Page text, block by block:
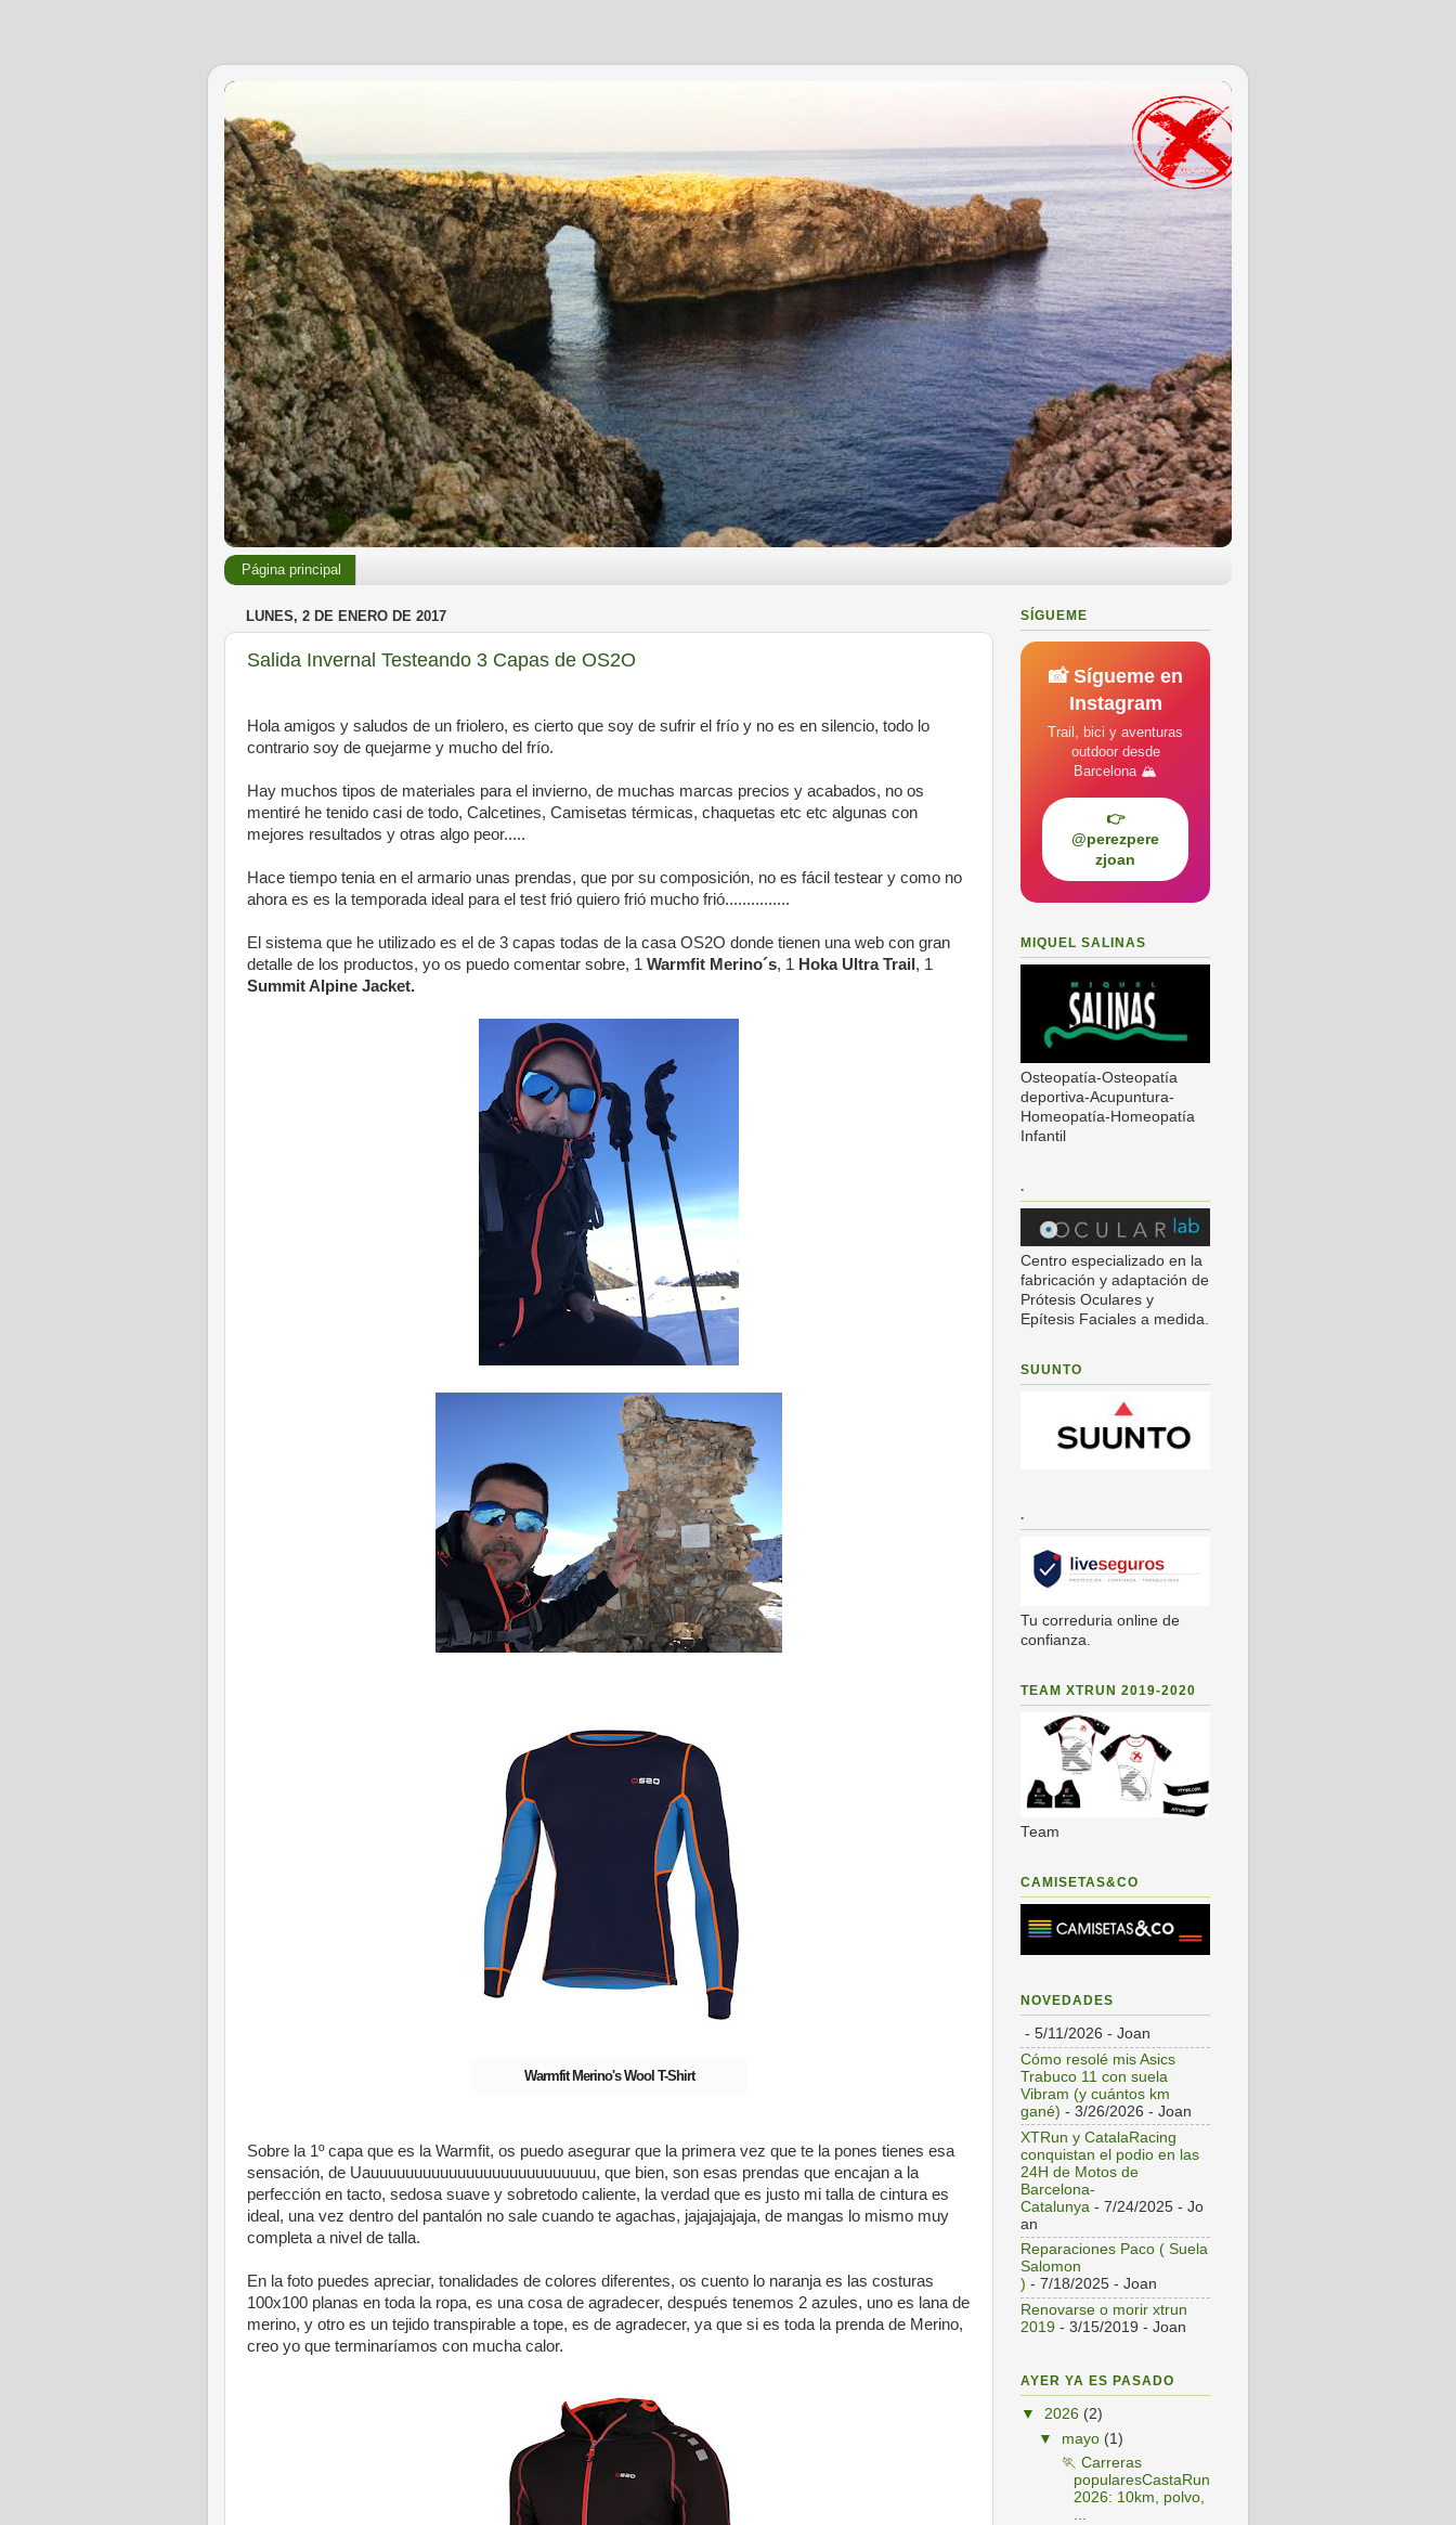
Página principal
LUNES, 2 DE ENERO DE 2017
Salida Invernal Testeando 3 Capas de OS2O
Hola amigos y saludos de un friolero, es cierto que soy de sufrir el frío y no es en silencio, todo lo
contrario soy de quejarme y mucho del frío.
Hay muchos tipos de materiales para el invierno, de muchas marcas precios y acabados, no os
mentiré he tenido casi de todo, Calcetines, Camisetas térmicas, chaquetas etc etc algunas con
mejores resultados y otras algo peor.....
Hace tiempo tenia en el armario unas prendas, que por su composición, no es fácil testear y como no
ahora es es la temporada ideal para el test frió quiero frió mucho frió...............
El sistema que he utilizado es el de 3 capas todas de la casa OS2O donde tienen una web con gran
detalle de los productos, yo os puedo comentar sobre, 1 Warmfit Merino´s, 1 Hoka Ultra Trail , 1
Summit Alpine Jacket.
Warmfit Merino's Wool T-Shirt
Sobre la 1º capa que es la Warmfit, os puedo asegurar que la primera vez que te la pones tienes esa
sensación, de Uauuuuuuuuuuuuuuuuuuuuuuuuuu, que bien, son esas prendas que encajan a la
perfección en tacto, sedosa suave y sobretodo caliente, la verdad que es justo mi talla de cintura es
ideal, una vez dentro del pantalón no sale cuando te agachas, jajajajajaja, de mangas lo mismo muy
completa a nivel de talla.
En la foto puedes apreciar, tonalidades de colores diferentes, os cuento lo naranja es las costuras
100x100 planas en toda la ropa, es una cosa de agradecer, después tenemos 2 azules, uno es lana de
merino, y otro es un tejido transpirable a tope, es de agradecer, ya que si es toda la prenda de Merino,
creo yo que terminaríamos con mucha calor.
SÍGUEME
📸 Sígueme en
Instagram
Trail, bici y aventuras
outdoor desde
Barcelona 🏔️
👉
@perezpere
zjoan
MIQUEL SALINAS
Osteopatía-Osteopatía
deportiva-Acupuntura-
Homeopatía-Homeopatía
Infantil
.
Centro especializado en la
fabricación y adaptación de
Prótesis Oculares y
Epítesis Faciales a medida.
SUUNTO
.
Tu correduria online de
confianza.
TEAM XTRUN 2019-2020
Team
CAMISETAS&CO
NOVEDADES
- 5/11/2026 - Joan
Cómo resolé mis Asics
Trabuco 11 con suela
Vibram (y cuántos km
gané) - 3/26/2026 - Joan
XTRun y CatalaRacing
conquistan el podio en las
24H de Motos de
Barcelona-
Catalunya - 7/24/2025 - Jo
an
Reparaciones Paco ( Suela
Salomon
) - 7/18/2025 - Joan
Renovarse o morir xtrun
2019 - 3/15/2019 - Joan
AYER YA ES PASADO
▼ 2026 (2)
▼ mayo (1)
🏃 Carreras
popularesCastaRun
2026: 10km, polvo,
...